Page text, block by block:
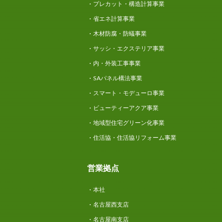
プレカット・構造計算事業
省エネ計算事業
木材防腐・防蟻事業
サッシ・エクステリア事業
内・外装工事事業
SAパネル構法事業
スマート・モデューロ事業
ビューティーアクア事業
地域型住宅グリーン化事業
住活協・住活協リフォーム事業
営業拠点
本社
名古屋西支店
名古屋南支店